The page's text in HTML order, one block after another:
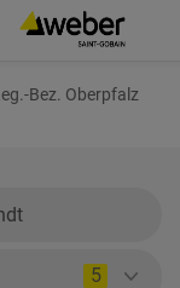
Bez. Oberpfalz
5